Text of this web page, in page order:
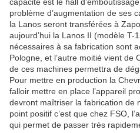
problème d’augmentation de ses
la Lanos seront transférées à
aujourd’hui la Lanos II (modèle T-
nécessaires à sa fabrication sont
Pologne, et l’autre moitié vient de
de ces machines permettra de
Pour mettre en production la
falloir mettre en place l’appareil
devront maîtriser la fabrication de
point positif c’est que chez FSO,
qui permet de passer très